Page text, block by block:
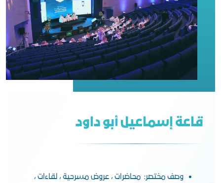
قاعة إسماعيل أبو داود
وصف مختصر: محاضرات ، عروض مسرحية ، لقاءات ،